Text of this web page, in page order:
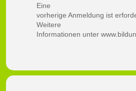
Eine
vorherige Anmeldung ist
Weitere
Informationen unter